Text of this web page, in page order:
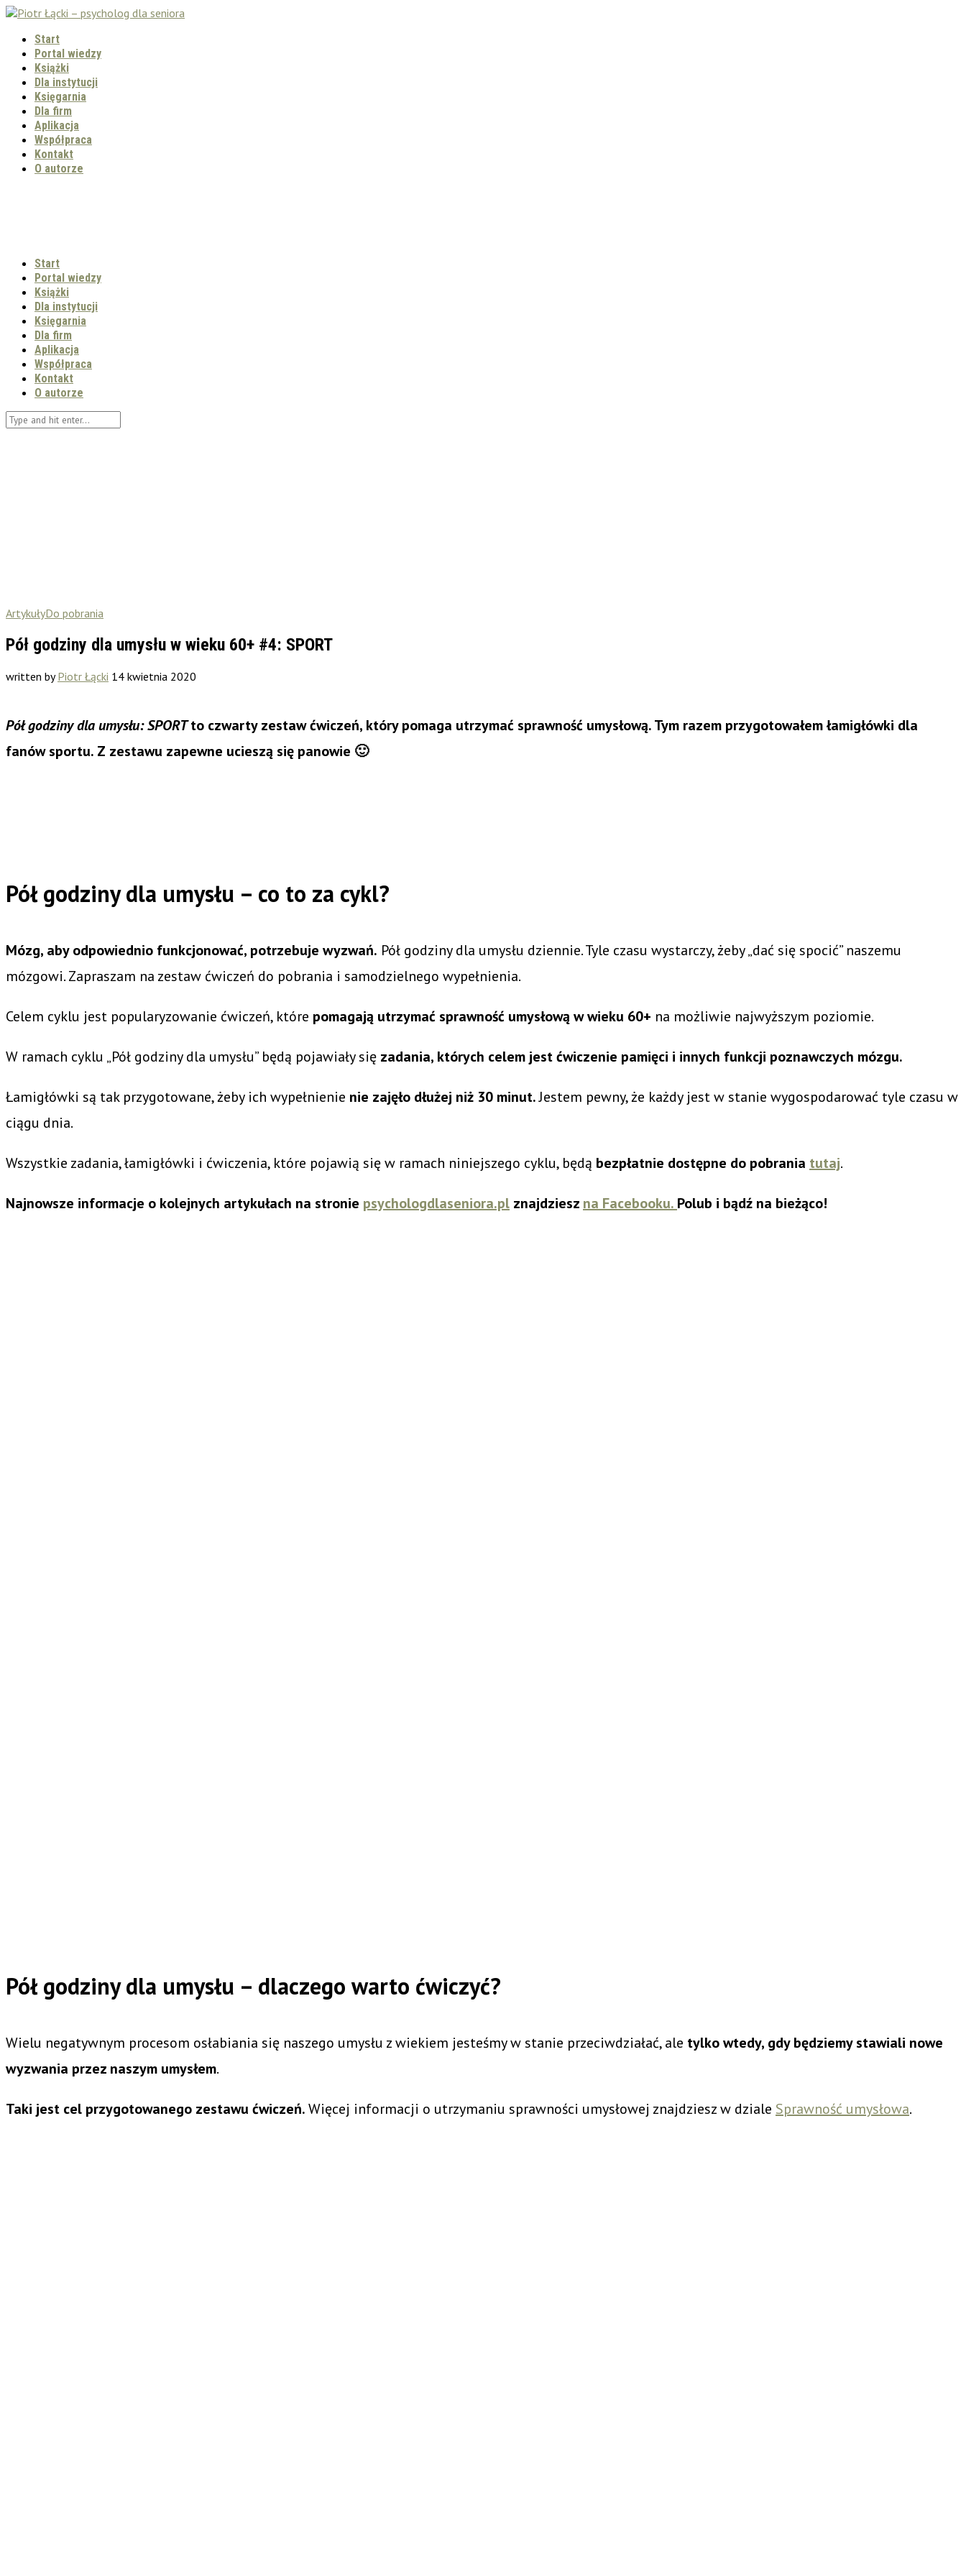
Start
Portal wiedzy
Książki
Dla instytucji
Księgarnia
Dla firm
Aplikacja
Współpraca
Kontakt
O autorze
Start
Portal wiedzy
Książki
Dla instytucji
Księgarnia
Dla firm
Aplikacja
Współpraca
Kontakt
O autorze
ArtykułyDo pobrania
Pół godziny dla umysłu w wieku 60+ #4: SPORT
written byPiotr Łącki 14 kwietnia 2020
Pół godziny dla umysłu: SPORTto czwarty zestaw ćwiczeń, który pomaga utrzymać sprawność umysłową. Tym razem przygotowałem łamigłówki dla
fanów sportu. Z zestawu zapewne ucieszą się panowie 🙂
Pół godziny dla umysłu – co to za cykl?
Mózg, aby odpowiednio funkcjonować, potrzebuje wyzwań. Pół godziny dla umysłu dziennie. Tyle czasu wystarczy, żeby „dać się spocić” naszemu
mózgowi. Zapraszam na zestaw ćwiczeń do pobrania i samodzielnego wypełnienia.
Celem cyklu jest popularyzowanie ćwiczeń, które pomagają utrzymać sprawność umysłową w wieku 60+ na możliwie najwyższym poziomie.
W ramach cyklu „Pół godziny dla umysłu” będą pojawiały się zadania, których celem jest ćwiczenie pamięci i innych funkcji poznawczych mózgu.
Łamigłówki są tak przygotowane, żeby ich wypełnienie nie zajęło dłużej niż 30 minut.Jestem pewny, że każdy jest w stanie wygospodarować tyle czasu w
ciągu dnia.
Wszystkie zadania, łamigłówki i ćwiczenia, które pojawią się w ramach niniejszego cyklu, będą bezpłatnie dostępne do pobrania tutaj.
Najnowsze informacje o kolejnych artykułach na stronie psychologdlaseniora.pl znajdziesz na Facebooku. Polub i bądź na bieżąco!
Pół godziny dla umysłu – dlaczego warto ćwiczyć?
Wielu negatywnym procesom osłabiania się naszego umysłu z wiekiem jesteśmy w stanie przeciwdziałać, ale tylko wtedy, gdy będziemy stawiali nowe
wyzwania przez naszym umysłem.
Taki jest cel przygotowanego zestawu ćwiczeń.Więcej informacji o utrzymaniu sprawności umysłowej znajdziesz w dziale Sprawność umysłowa.